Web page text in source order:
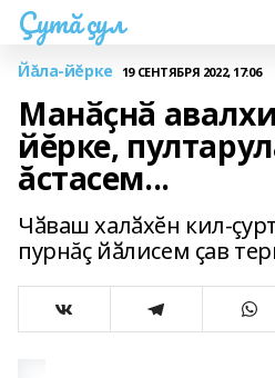
Çутă çул
Йăла-йĕрке 19 СЕНТЯБРЯ 2022, 17:06
Манӑҫнӑ
йĕрке,
ăстасем...
Чӑваш халӑхӗн кил-
пурнăç йӑлисем ҫав